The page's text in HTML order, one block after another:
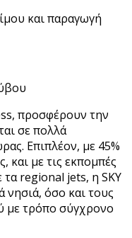
και παραγωγή
προσφέρουν την
σε πολλά
Επιπλέον, με 45%
και με τις εκπομπές
τα regional jets, η SKY
νησιά, όσο και τους
με τρόπο σύγχρονο